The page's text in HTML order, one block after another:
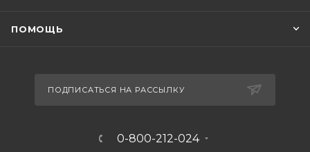
ПОМОЩЬ
ПОДПИСАТЬСЯ НА РАССЫЛКУ
0-800-212-024